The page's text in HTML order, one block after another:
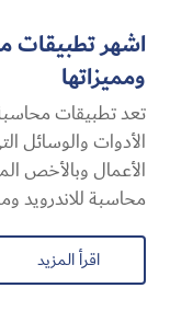
اشهر تطبيقات
ومميزاتها
تعد تطبيقات
الأدوات والوسائل
الأعمال وبالأخص
محاسبة للاندرويد
اقرأ المزيد